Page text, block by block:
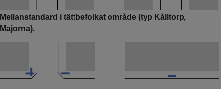
Mellanstandard i tättbefolkat område (typ Kålltorp,
Majorna).